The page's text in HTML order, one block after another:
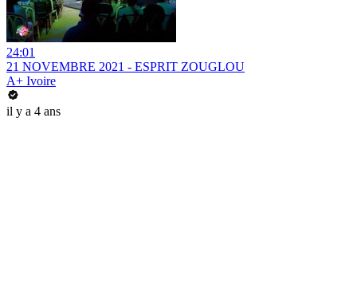
24:01
21 NOVEMBRE 2021 - ESPRIT ZOUGLOU
A+ Ivoire
il y a 4 ans